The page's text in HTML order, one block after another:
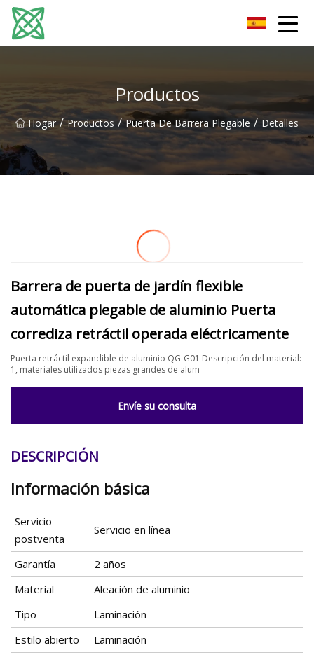
Productos
Hogar / Productos / Puerta De Barrera Plegable / Detalles
Barrera de puerta de jardín flexible
automática plegable de aluminio Puerta
corrediza retráctil operada eléctricamente
Puerta retráctil expandible de aluminio QG-G01 Descripción del material:
1, materiales utilizados piezas grandes de alum
Envíe su consulta
DESCRIPCIÓN
Información básica
Servicio
postventa
Servicio en línea
Garantía
2 años
Material
Aleación de aluminio
Tipo
Laminación
Estilo abierto
Laminación